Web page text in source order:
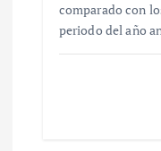
comparado con
periodo del año